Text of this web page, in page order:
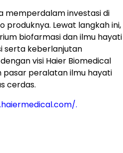
memperdalam investasi di
Lewat langkah ini,
biofarmasi dan ilmu hayati
serta keberlanjutan
visi Haier Biomedical
peralatan ilmu hayati
cerdas.
.